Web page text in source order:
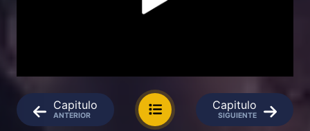
Capitulo
ANTERIOR
Capitulo
SIGUIENTE